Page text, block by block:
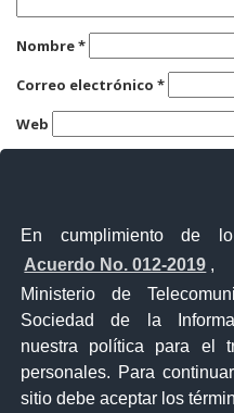
En cumplimiento de
Acuerdo No. 012-2019 ,
Ministerio de
Sociedad de la
nuestra política para el
personales. Para
sitio debe aceptar los
Nombre*
Correo electrónico *
Web
Guarda mi nombre,
Ventanilla
Ventanilla Única